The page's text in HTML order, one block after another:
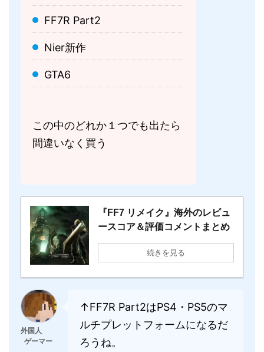
FF7R Part2
Nier新作
GTA6
この中のどれか１つでも出たら
間違いなく買う
『FF7 リメイク』海外のレビュ
ースコア＆評価コメントまとめ
続きを見る
外国人
ゲーマー
↑FF7R Part2はPS4・PS5のマ
ルチプレットフォームになるだ
ろうね。